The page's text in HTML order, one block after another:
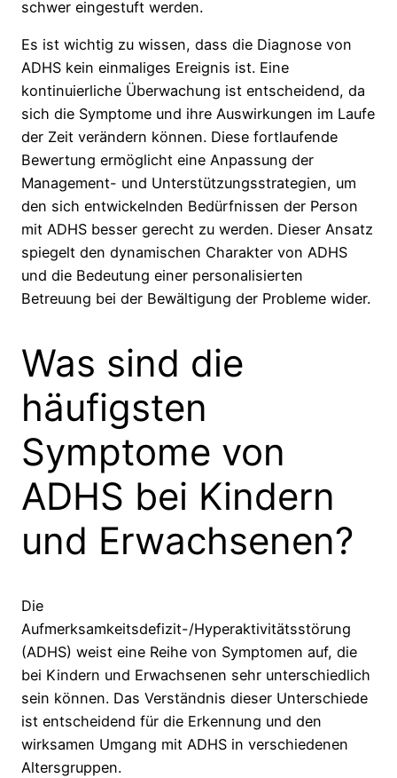
schwer eingestuft werden.
Es ist wichtig zu wissen, dass die Diagnose von
ADHS kein einmaliges Ereignis ist. Eine
kontinuierliche Überwachung ist entscheidend, da
sich die Symptome und ihre Auswirkungen im Laufe
der Zeit verändern können. Diese fortlaufende
Bewertung ermöglicht eine Anpassung der
Management- und Unterstützungsstrategien, um
den sich entwickelnden Bedürfnissen der Person
mit ADHS besser gerecht zu werden. Dieser Ansatz
spiegelt den dynamischen Charakter von ADHS
und die Bedeutung einer personalisierten
Betreuung bei der Bewältigung der Probleme wider.
Was sind die
häufigsten
Symptome von
ADHS bei Kindern
und Erwachsenen?
Die
Aufmerksamkeitsdefizit-/Hyperaktivitätsstörung
(ADHS) weist eine Reihe von Symptomen auf, die
bei Kindern und Erwachsenen sehr unterschiedlich
sein können. Das Verständnis dieser Unterschiede
ist entscheidend für die Erkennung und den
wirksamen Umgang mit ADHS in verschiedenen
Altersgruppen.